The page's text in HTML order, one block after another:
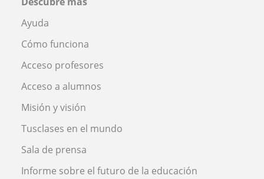
Ayuda
Cómo funciona
Acceso profesores
Acceso a alumnos
Misión y visión
Tusclases en el mundo
Sala de prensa
Informe sobre el futuro de la educación